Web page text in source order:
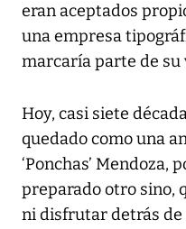
eran aceptados
una empresa
marcaría parte de su
Hoy, casi siete
quedado como una
‘Ponchas’ Mendoza,
preparado otro sino,
ni disfrutar detrás